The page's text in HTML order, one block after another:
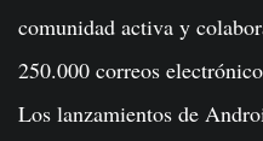
comunidad activa y
250.000 correos
Los lanzamientos de